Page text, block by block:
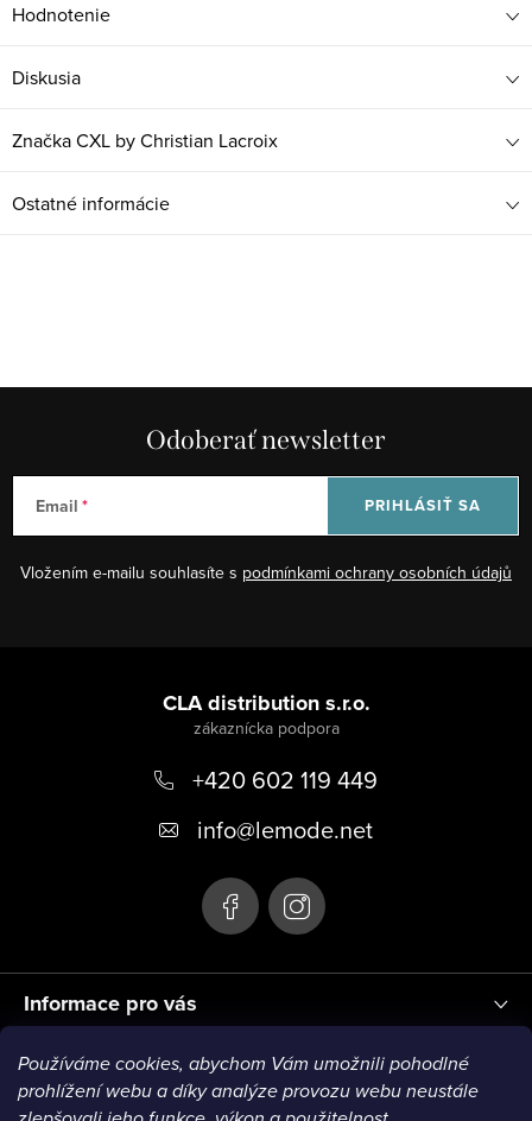
Používáme cookies, abychom Vám umožnili pohodlné
prohlížení webu a díky analýze provozu webu neustále
Hodnotenie
Diskusia
ZnačkaCXL by Christian Lacroix
Ostatné informácie
Odoberať newsletter
Email
Vložením e-mailu souhlasíte s podmínkami ochrany osobních údajů
PRIHLÁSIŤ SA
Informace pro vás
CLA distribution s.r.o.
+420 602 119 449
info@lemode.net
Blog